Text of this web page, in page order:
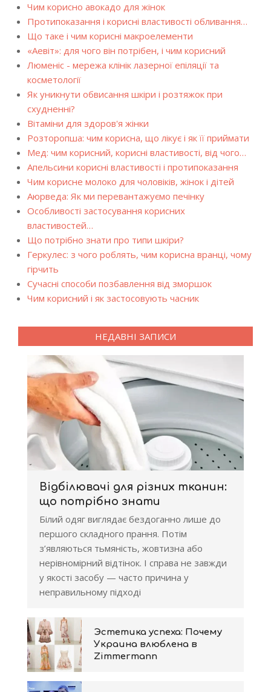
Чим корисно авокадо для жінок
Протипоказання і корисні властивості обливання…
Що таке і чим корисні макроелементи
«Аевіт»: для чого він потрібен, і чим корисний
Люменіс - мережа клінік лазерної епіляції та
косметології
Як уникнути обвисання шкіри і розтяжок при
схудненні?
Вітаміни для здоров'я жінки
Розторопша: чим корисна, що лікує і як її приймати
Мед: чим корисний, корисні властивості, від чого…
Апельсини корисні властивості і протипоказання
Чим корисне молоко для чоловіків, жінок і дітей
Аюрведа: Як ми перевантажуємо печінку
Особливості застосування корисних
властивостей…
Що потрібно знати про типи шкіри?
Геркулес: з чого роблять, чим корисна вранці, чому
гірчить
Сучасні способи позбавлення від зморшок
Чим корисний і як застосовують часник
НЕДАВНІ ЗАПИСИ
Відбілювачі для різних тканин:
що потрібно знати
Білий одяг виглядає бездоганно лише до
першого складного прання. Потім
з’являються тьмяність, жовтизна або
нерівномірний відтінок. І справа не завжди
у якості засобу — часто причина у
неправильному підході
Эстетика успеха: Почему
Украина влюблена в
Zimmermann